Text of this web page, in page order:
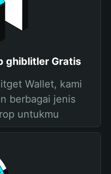
ghiblitler Gratis
Wallet, kami
berbagai jenis
untukmu